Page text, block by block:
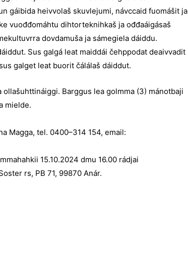
gáibida heivvolaš skuvlejumi, návccaid fuomášit ja
vuođđomáhtu dihtorteknihkaš ja ođđaáigásaš
dovdamuša ja sámegiela dáiddu.
Sus galgá leat maiddái čehppodat deaivvadit
galget leat buorit čálálaš dáiddut.
ollašuhttináiggi. Barggus lea golmma (3) mánotbaji
mielde.
Magga, tel. 0400–314 154, email:
15.10.2024 dmu 16.00 rádjai
rs, PB 71, 99870 Anár.